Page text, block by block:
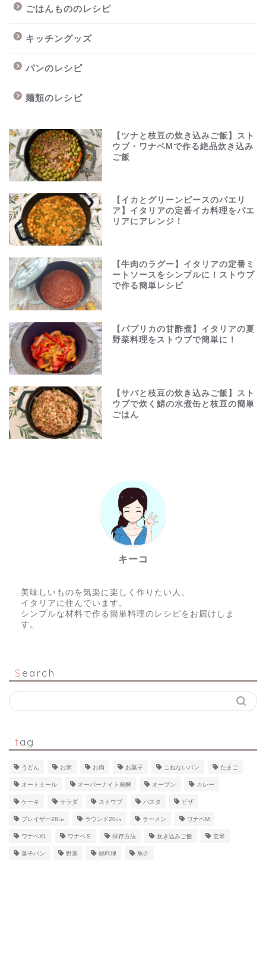
ごはんもののレシピ
キッチングッズ
パンのレシピ
麺類のレシピ
【ツナと枝豆の炊き込みご飯】スト
ウブ・ワナベMで作る絶品炊き込み
ご飯
【イカとグリーンピースのパエリ
ア】イタリアの定番イカ料理をパエ
リアにアレンジ！
【牛肉のラグー】イタリアの定番ミ
ートソースをシンプルに！ストウブ
で作る簡単レシピ
【パプリカの甘酢煮】イタリアの夏
野菜料理をストウブで簡単に！
【サバと枝豆の炊き込みご飯】スト
ウブで炊く鯖の水煮缶と枝豆の簡単
ごはん
キーコ
美味しいものを気楽に楽しく作りたい人。
イタリアに住んでいます。
シンプルな材料で作る簡単料理のレシピをお届けしま
す。
Search
tag
うどん お米 お肉 お菓子 こねないパン たまご
オートミール オーバーナイト発酵 オーブン カレー
ケーキ サラダ ストウブ パスタ ピザ
ブレイザー28㎝ ラウンド20㎝ ラーメン ワナベM
ワナベXL ワナベＳ 保存方法 炊き込みご飯 玄米
菓子パン 野菜 鍋料理 魚介